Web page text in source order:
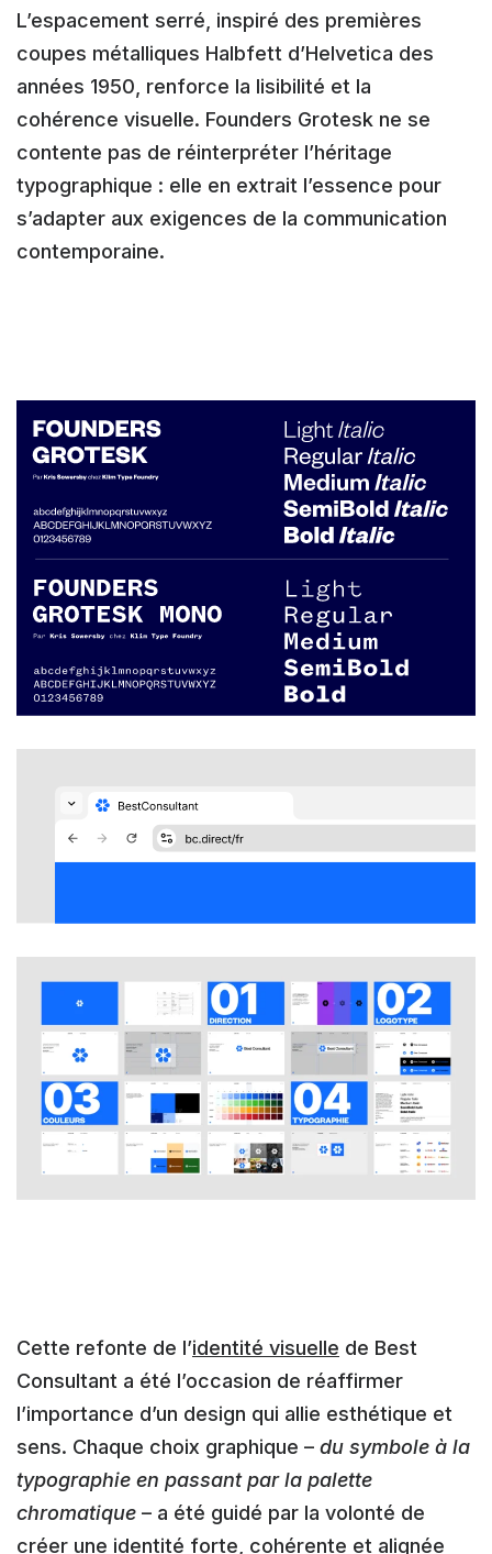
L’espacement serré, inspiré des premières
coupes métalliques Halbfett d’Helvetica des
années 1950, renforce la lisibilité et la
cohérence visuelle. Founders Grotesk ne se
contente pas de réinterpréter l’héritage
typographique : elle en extrait l’essence pour
s’adapter aux exigences de la communication
contemporaine.
Cette refonte de l’identité visuelle de Best
Consultant a été l’occasion de réaffirmer
l’importance d’un design qui allie esthétique et
sens. Chaque choix graphique – du symbole à la
typographie en passant par la palette
chromatique – a été guidé par la volonté de
créer une identité forte, cohérente et alignée